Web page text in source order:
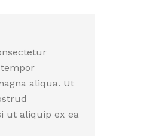
aliqua. Ut
ut aliquip ex ea